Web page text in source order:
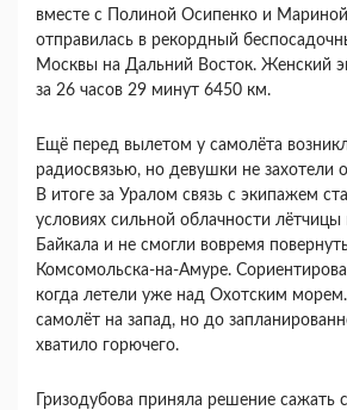
вместе с Полиной Осипенко и
отправилась в рекордный
Москвы на Дальний Восток. Женский
за 26 часов 29 минут 6450 км.
Ещё перед вылетом у самолёта
радиосвязью, но девушки не захотели
В итоге за Уралом связь с экипажем
условиях сильной облачности лётчицы
Байкала и не смогли вовремя
Комсомольска-на-Амуре.
когда летели уже над Охотским
самолёт на запад, но до
хватило горючего.
Гризодубова приняла решение сажать